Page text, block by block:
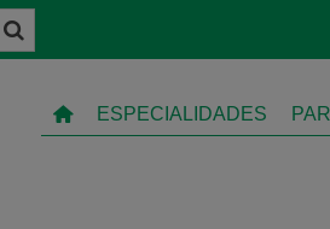
ESPECIALIDADES